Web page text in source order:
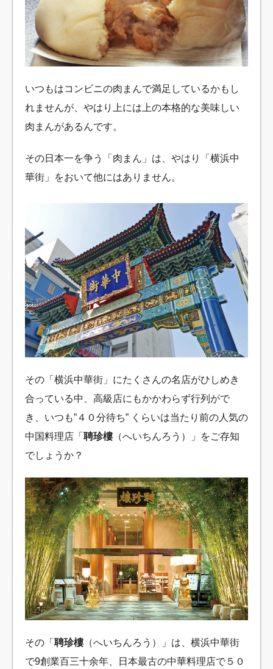
いつもはコンビニの肉まんで満足しているかもし
れませんが、やはり上には上の本格的な美味しい
肉まんがあるんです。
その日本一を争う「肉まん」は、やはり「横浜中
華街」をおいて他にはありません。
その「横浜中華街」にたくさんの名店がひしめき
合っている中、高級店にもかかわらず行列がで
き、いつも”４０分待ち” くらいは当たり前の人気の
中国料理店「 聘珍樓（へいちんろう）」をご存知
でしょうか？
その「 聘珍樓（へいちんろう）」は、横浜中華街
で9創業百三十余年、日本最古の中華料理店で５０